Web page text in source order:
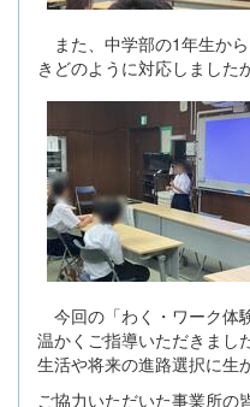
また、中学部の1年生か
きどのように対応しました
今回の「わく・ワーク体
温かくご指導いただきまし
生活や将来の進路選択に生
ご協力いただいた事業所の